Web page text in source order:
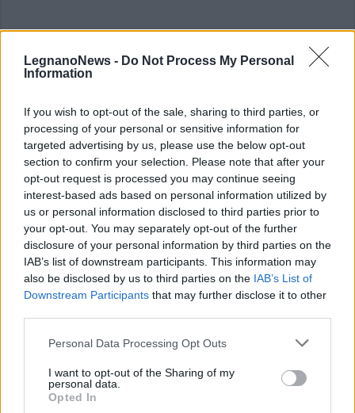
LegnanoNews - Do Not Process My Personal
Information
If you wish to opt-out of the sale, sharing to third parties, or
processing of your personal or sensitive information for
targeted advertising by us, please use the below opt-out
section to confirm your selection. Please note that after your
opt-out request is processed you may continue seeing
interest-based ads based on personal information utilized by
us or personal information disclosed to third parties prior to
your opt-out. You may separately opt-out of the further
disclosure of your personal information by third parties on the
IAB’s list of downstream participants. This information may
also be disclosed by us to third parties on the IAB’s List of
Downstream Participants that may further disclose it to other
Personal Data Processing Opt Outs
I want to opt-out of the Sharing of my
personal data.
Opted In
Commenti
Accedioregistratiper commentare questo
articolo.
L'email è richiesta ma non verrà mostrata ai visitatori. Il contenuto di questo
di VareseNews.it, che rimane autonoma e indipendente. I messaggi inclusi nei
possono essere automaticamente pubblicati senza filtro preventivo. I commenti
che includano uno o più link a siti esterni verranno rimossi in automatico dal